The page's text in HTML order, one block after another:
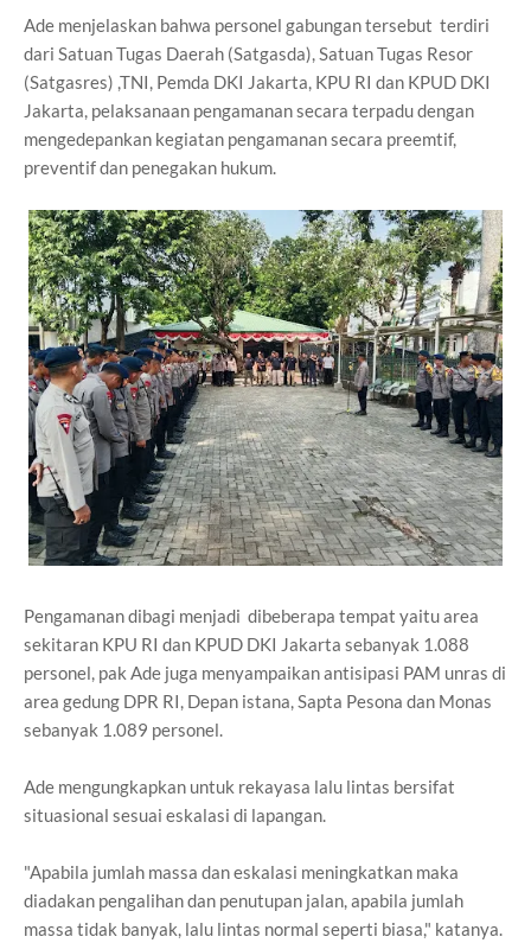
Ade menjelaskan bahwa personel gabungan tersebut terdiri
dari Satuan Tugas Daerah (Satgasda), Satuan Tugas Resor
(Satgasres) ,TNI, Pemda DKI Jakarta, KPU RI dan KPUD DKI
Jakarta, pelaksanaan pengamanan secara terpadu dengan
mengedepankan kegiatan pengamanan secara preemtif,
preventif dan penegakan hukum.
Pengamanan dibagi menjadi dibeberapa tempat yaitu area
sekitaran KPU RI dan KPUD DKI Jakarta sebanyak 1.088
personel, pak Ade juga menyampaikan antisipasi PAM unras di
area gedung DPR RI, Depan istana, Sapta Pesona dan Monas
sebanyak 1.089 personel.
Ade mengungkapkan untuk rekayasa lalu lintas bersifat
situasional sesuai eskalasi di lapangan.
"Apabila jumlah massa dan eskalasi meningkatkan maka
diadakan pengalihan dan penutupan jalan, apabila jumlah
massa tidak banyak, lalu lintas normal seperti biasa," katanya.